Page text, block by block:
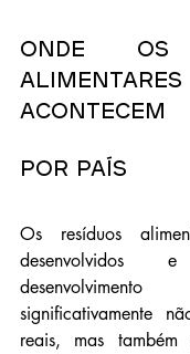
Onde os
alimentares
acontecem
Por país
Os resíduos
significativamente
reais, mas